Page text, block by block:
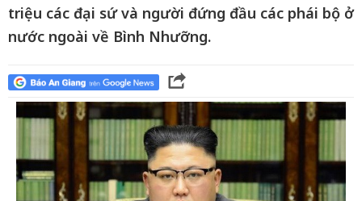
triệu các đại sứ và người đứng đầu các phái bộ ở
nước ngoài về Bình Nhưỡng.